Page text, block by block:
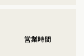
営業時間